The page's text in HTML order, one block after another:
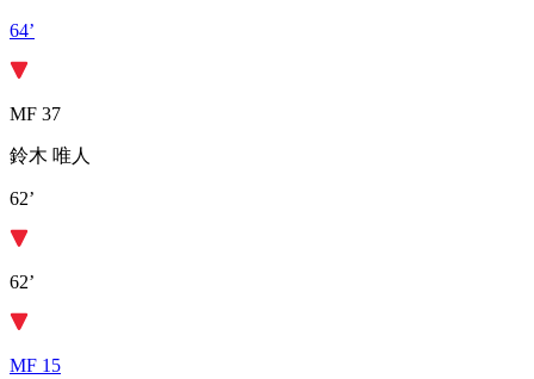
64’
MF 37
鈴木 唯人
62’
62’
MF 15